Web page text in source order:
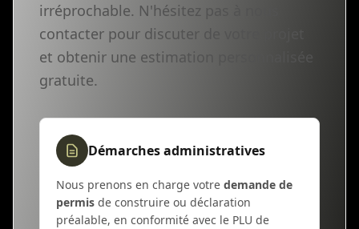
irréprochable. N'hésitez pas à nous
contacter pour discuter de votre projet
et obtenir une estimation personnalisée
gratuite.
Démarches administratives
Nous prenons en charge votre demande de
permis de construire ou déclaration
préalable, en conformité avec le PLU de